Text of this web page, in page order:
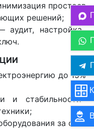
простоев
решений;
аудит, настройка,
до 15%
и стабильности
за счёт